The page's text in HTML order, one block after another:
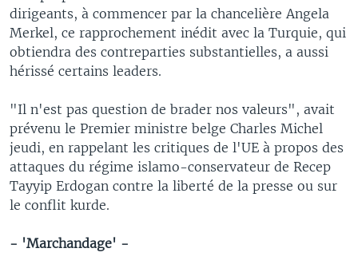
dirigeants, à commencer par la chancelière Angela
Merkel, ce rapprochement inédit avec la Turquie, qui
obtiendra des contreparties substantielles, a aussi
hérissé certains leaders.
"Il n'est pas question de brader nos valeurs", avait
prévenu le Premier ministre belge Charles Michel
jeudi, en rappelant les critiques de l'UE à propos des
attaques du régime islamo-conservateur de Recep
Tayyip Erdogan contre la liberté de la presse ou sur
le conflit kurde.
- 'Marchandage' -